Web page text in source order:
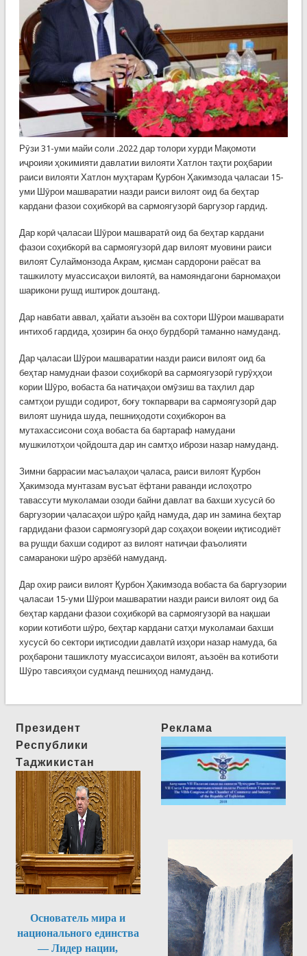
Рӯзи 31-уми майи соли .2022 дар толори хурди Мақомоти
иҷроияи ҳокимияти давлатии вилояти Хатлон таҳти роҳбарии
раиси вилояти Хатлон муҳтарам Қурбон Ҳакимзода ҷаласаи 15-
уми Шӯрои машваратии назди раиси вилоят оид ба беҳтар
кардани фазои соҳибкорӣ ва сармоягузорӣ баргузор гардид.
Дар корӣ ҷаласаи Шӯрои машваратӣ оид ба беҳтар кардани
фазои соҳибкорӣ ва сармоягузорӣ дар вилоят муовини раиси
вилоят Сулаймонзода Акрам, қисман сардорони раёсат ва
ташкилоту муассисаҳои вилоятӣ, ва намояндагони барномаҳои
шарикони рушд иштирок доштанд.
Дар навбати аввал, ҳайати аъзоён ва сохтори Шӯрои машварати
интихоб гардида, ҳозирин ба онҳо бурдборӣ таманно намуданд.
Дар ҷаласаи Шӯрои машваратии назди раиси вилоят оид ба
беҳтар намуднаи фазои соҳибкорӣ ва сармоягузорӣ гурӯҳҳои
кории Шӯро, вобаста ба натиҷаҳои омӯзиш ва таҳлил дар
самтҳои рушди содирот, боғу токпарвари ва сармоягузорӣ дар
вилоят шунида шуда, пешниҳодоти соҳибкорон ва
мутахассисони соҳа вобаста ба бартараф намудани
мушкилотҳои ҷойдошта дар ин самтҳо ибрози назар намуданд.
Зимни баррасии масъалаҳои ҷаласа, раиси вилоят Қурбон
Ҳакимзода мунтазам вусъат ёфтани раванди ислоҳотро
тавассути муколамаи озоди байни давлат ва бахши хусусӣ бо
баргузории ҷаласаҳои шӯро қайд намуда, дар ин замина беҳтар
гардидани фазои сармоягузорӣ дар соҳаҳои воқеии иқтисодиёт
ва рушди бахши содирот аз вилоят натиҷаи фаъолияти
самараноки шӯро арзёбӣ намуданд.
Дар охир раиси вилоят Қурбон Ҳакимзода вобаста ба баргузории
ҷаласаи 15-уми Шӯрои машваратии назди раиси вилоят оид ба
беҳтар кардани фазои соҳибкорӣ ва сармоягузорӣ ва нақшаи
кории котиботи шӯро, беҳтар кардани сатҳи муколамаи бахши
хусусӣ бо сектори иқтисодии давлатӣ изҳори назар намуда, ба
роҳбарони ташиклоту муассисаҳои вилоят, аъзоён ва котиботи
Шӯро тавсияҳои судманд пешниҳод намуданд.
Президент
Республики
Таджикистан
Основатель мира и
национального единства
— Лидер нации,
Реклама